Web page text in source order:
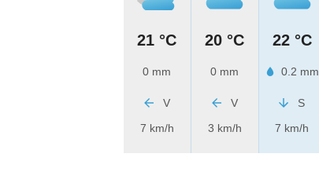
21 °C
0 mm
V
7 km/h
20 °C
0 mm
V
3 km/h
22 °C
0.2 mm
S
7 km/h